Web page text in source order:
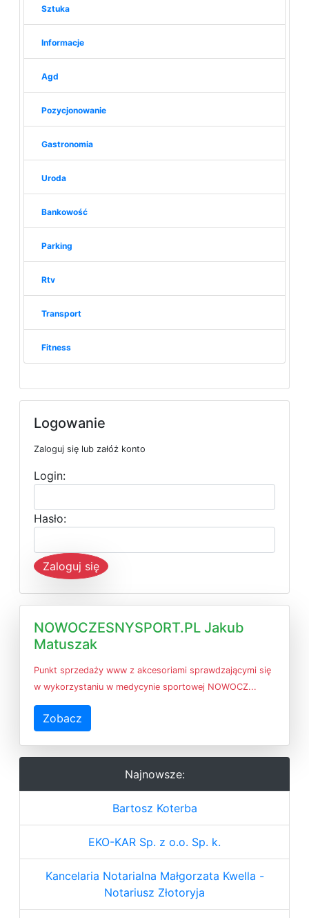
Sztuka
Informacje
Agd
Pozycjonowanie
Gastronomia
Uroda
Bankowość
Parking
Rtv
Transport
Fitness
Logowanie
Zaloguj się lub załóż konto
Login:
Hasło:
Zaloguj się
NOWOCZESNYSPORT.PL Jakub
Matuszak
Punkt sprzedaży www z akcesoriami sprawdzającymi się
w wykorzystaniu w medycynie sportowej NOWOCZ...
Zobacz
Najnowsze:
Bartosz Koterba
EKO-KAR Sp. z o.o. Sp. k.
Kancelaria Notarialna Małgorzata Kwella -
Notariusz Złotoryja